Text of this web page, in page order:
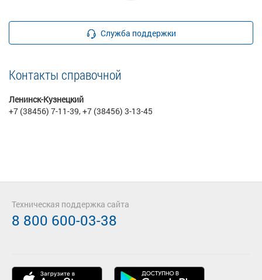
Служба поддержки
Контакты справочной
Ленинск-Кузнецкий
+7 (38456) 7-11-39, +7 (38456) 3-13-45
Техническая поддержка сайта
8 800 600-03-38